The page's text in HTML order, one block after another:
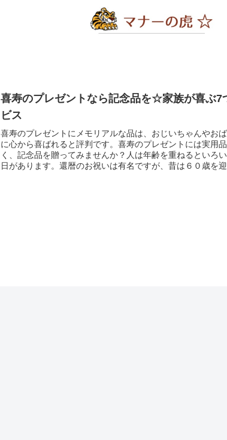
喜寿のプレゼントなら記念品を☆家族が喜ぶ7
ビス
喜寿のプレゼントにメモリアルな品は、おじいちゃんやお
に心から喜ばれると評判です。喜寿のプレゼントには実用
く、記念品を贈ってみませんか？人は年齢を重ねるといろ
日があります。還暦のお祝いは有名ですが、昔は６０歳を